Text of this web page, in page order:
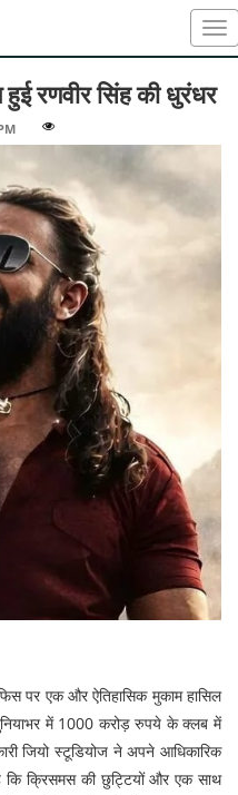
रणवीर सिंह की धुरंधर
पर एक और ऐतिहासिक मुकाम हासिल
में 1000 करोड़ रुपये के क्लब में
जियो स्टूडियोज ने अपने आधिकारिक
कि क्रिसमस की छुट्टियों और एक साथ